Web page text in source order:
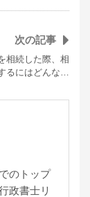
次の記事
相続した際、相
るにはどんな…
のトップ
政書士リ